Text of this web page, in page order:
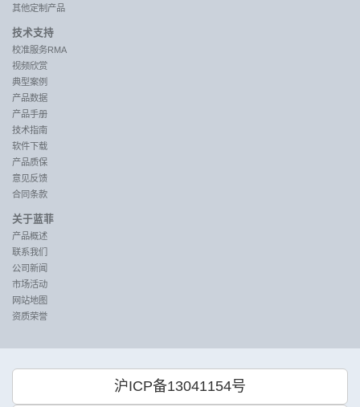
其他定制产品
技术支持
校准服务RMA
视频欣赏
典型案例
产品数据
产品手册
技术指南
软件下载
产品质保
意见反馈
合同条款
关于蓝菲
产品概述
联系我们
公司新闻
市场活动
网站地图
资质荣誉
沪ICP备13041154号